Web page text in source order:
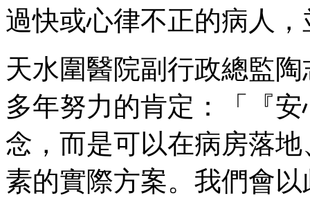
過快或心律不正的病人
天水圍醫院副行政總監
多年努力的肯定：「『
念，而是可以在病房落
素的實際方案。我們會